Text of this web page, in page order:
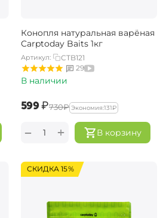
Конопля натуральная варёная
Carptoday Baits 1кг
Артикул:
CTB121
29
В наличии
‍599‍₽‍730‍₽ Экономия:‍131‍₽
В корзину
+
−
СКИДКА 15%